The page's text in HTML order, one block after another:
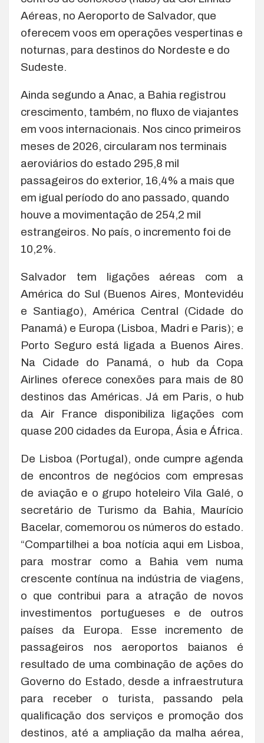
Aéreas, no Aeroporto de Salvador, que
oferecem voos em operações vespertinas e
noturnas, para destinos do Nordeste e do
Sudeste.
Ainda segundo a Anac, a Bahia registrou
crescimento, também, no fluxo de viajantes
em voos internacionais. Nos cinco primeiros
meses de 2026, circularam nos terminais
aeroviários do estado 295,8 mil
passageiros do exterior, 16,4% a mais que
em igual período do ano passado, quando
houve a movimentação de 254,2 mil
estrangeiros. No país, o incremento foi de
10,2%.
Salvador tem ligações aéreas com a
América do Sul (Buenos Aires, Montevidéu
e Santiago), América Central (Cidade do
Panamá) e Europa (Lisboa, Madri e Paris); e
Porto Seguro está ligada a Buenos Aires.
Na Cidade do Panamá, o hub da Copa
Airlines oferece conexões para mais de 80
destinos das Américas. Já em Paris, o hub
da Air France disponibiliza ligações com
quase 200 cidades da Europa, Ásia e África.
De Lisboa (Portugal), onde cumpre agenda
de encontros de negócios com empresas
de aviação e o grupo hoteleiro Vila Galé, o
secretário de Turismo da Bahia, Maurício
Bacelar, comemorou os números do estado.
“Compartilhei a boa notícia aqui em Lisboa,
para mostrar como a Bahia vem numa
crescente contínua na indústria de viagens,
o que contribui para a atração de novos
investimentos portugueses e de outros
países da Europa. Esse incremento de
passageiros nos aeroportos baianos é
resultado de uma combinação de ações do
Governo do Estado, desde a infraestrutura
para receber o turista, passando pela
qualificação dos serviços e promoção dos
destinos, até a ampliação da malha aérea,